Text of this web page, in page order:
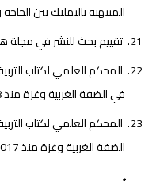
المنتهية بالتمليك بين
تقييم بحث للنشر في مجلة
المحكم العلمي لكتاب
في الضفة الغربية وغزة منذ 2018م.
المحكم العلمي لكتاب
الضفة الغربية وغزة منذ 2017م.